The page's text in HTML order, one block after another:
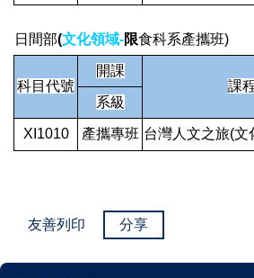
日間部(文化領域-限食科系產攜班)
科目代號
開課
課
系級
XI1010 產攜專班 台灣人文之旅(文
友善列印 分享